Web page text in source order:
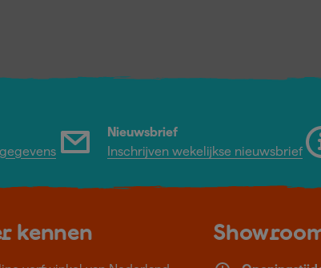
Nieuwsbrief
Inschrijven wekelijkse nieuwsbrief
kennen